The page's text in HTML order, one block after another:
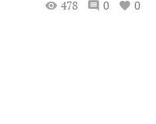
478 0 0